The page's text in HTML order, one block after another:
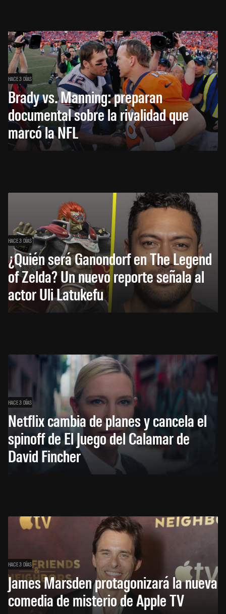
HACE 3 DÍAS
Brady vs. Manning: preparan
documental sobre la rivalidad que
marcó la NFL
HACE 3 DÍAS
¿Quién será Ganondorf en The Legend
of Zelda? Un nuevo reporte señala al
actor Uli Latukefu
HACE 3 DÍAS
Netflix cambia de planes y cancela el
spinoff de El Juego del Calamar de
David Fincher
HACE 3 DÍAS
James Marsden protagonizará la nueva
comedia de misterio de Apple TV